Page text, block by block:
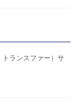
トランスファー）サ